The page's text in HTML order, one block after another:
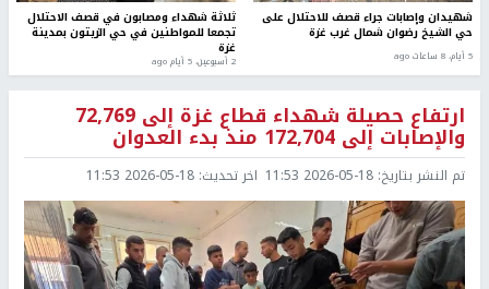
شهيدان وإصابات جراء قصف للاحتلال على
حي الشيخ رضوان شمال غرب غزة
5 أيام، 8 ساعات ago
ثلاثة شهداء ومصابون في قصف الاحتلال
تجمعا للمواطنين في حي الزيتون بمدينة
غزة
2 أسبوعين، 5 أيام ago
ارتفاع حصيلة شهداء قطاع غزة إلى 72,769
والإصابات إلى 172,704 منذ بدء العدوان
تم النشر بتاريخ: 2026-05-18 11:53 اخر تحديث: 2026-05-18 11:53